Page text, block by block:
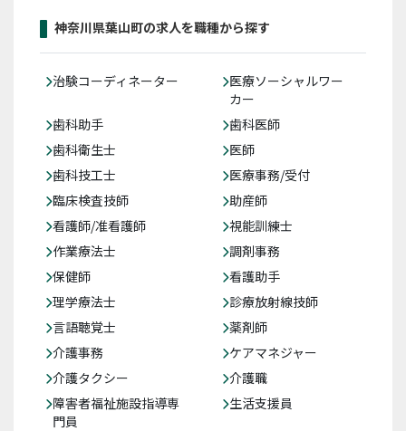
神奈川県葉山町の求人を職種から探す
治験コーディネーター
医療ソーシャルワー
カー
歯科助手
歯科医師
歯科衛生士
医師
歯科技工士
医療事務/受付
臨床検査技師
助産師
看護師/准看護師
視能訓練士
作業療法士
調剤事務
保健師
看護助手
理学療法士
診療放射線技師
言語聴覚士
薬剤師
介護事務
ケアマネジャー
介護タクシー
介護職
障害者福祉施設指導専
門員
生活支援員